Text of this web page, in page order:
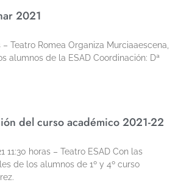
2021
Teatro Romea Organiza Murciaaescena,
alumnos de la ESAD Coordinación: Dª
del curso académico 2021-22
11:30 horas – Teatro ESAD Con las
de los alumnos de 1º y 4º curso